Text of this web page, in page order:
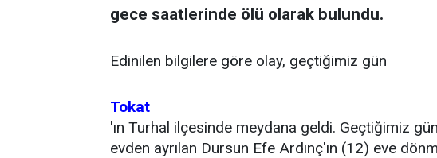
gece saatlerinde ölü olarak bulundu.
Edinilen bilgilere göre olay, geçtiğimiz gün
Tokat
'ın Turhal ilçesinde meydana geldi. Geçtiğimiz
evden ayrılan Dursun Efe Ardınç'ın (12) eve